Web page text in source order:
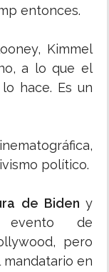
entonces.
Kimmel
a lo que el
hace. Es un
político.
de Biden y
evento de
pero
en